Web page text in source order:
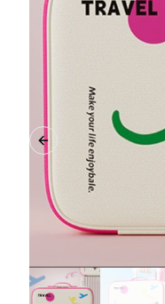
Previous slide